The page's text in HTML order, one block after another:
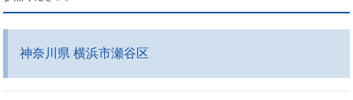
神奈川県 横浜市瀬谷区